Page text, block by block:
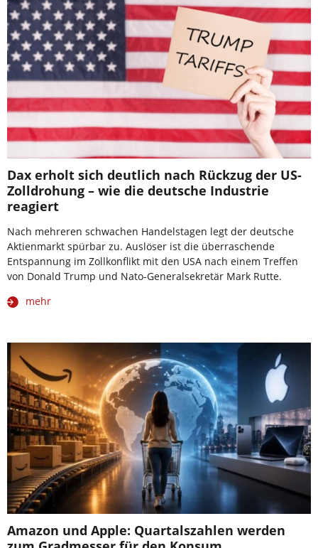
Dax erholt sich deutlich nach Rückzug der US-
Zolldrohung – wie die deutsche Industrie
reagiert
Nach mehreren schwachen Handelstagen legt der deutsche
Aktienmarkt spürbar zu. Auslöser ist die überraschende
Entspannung im Zollkonflikt mit den USA nach einem Treffen
von Donald Trump und Nato-Generalsekretär Mark Rutte.
mehr
Amazon und Apple: Quartalszahlen werden